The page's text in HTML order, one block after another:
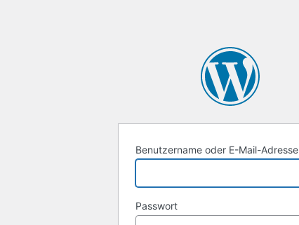
Benutzername oder E-Mail-Adresse
Passwort